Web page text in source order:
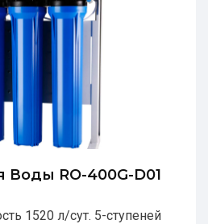
RO-400G-D01
1520 л/сут. 5-ступеней